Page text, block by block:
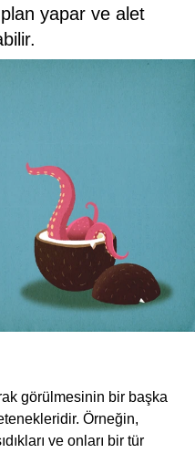
yapar ve alet
görülmesinin bir başka
Örneğin,
ve onları bir tür